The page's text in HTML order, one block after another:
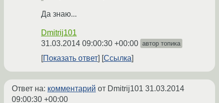
Да знаю...
Dmitrij101
31.03.2014 09:00:30 +00:00 автор топика
Показать ответ Ссылка
Ответ на: комментарий от Dmitrij101 31.03.2014
09:00:30 +00:00